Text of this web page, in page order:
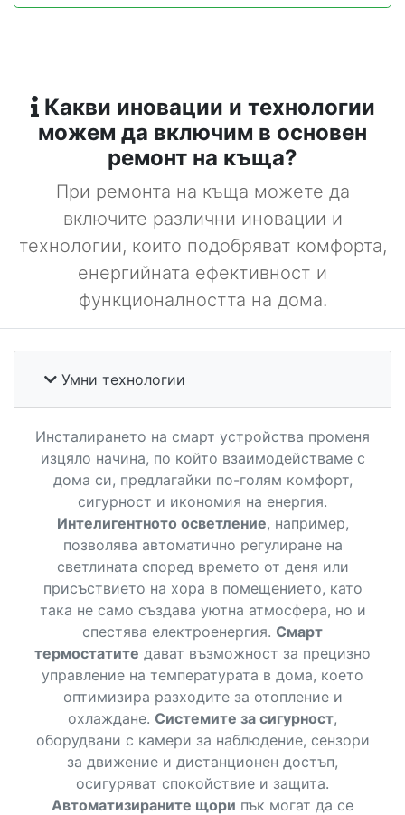
Какви иновации и технологии
можем да включим в основен
ремонт на къща?
При ремонта на къща можете да
включите различни иновации и
технологии, които подобряват комфорта,
енергийната ефективност и
функционалността на дома.
Умни технологии
Инсталирането на смарт устройства променя
изцяло начина, по който взаимодействаме с
дома си, предлагайки по-голям комфорт,
сигурност и икономия на енергия.
Интелигентното осветление, например,
позволява автоматично регулиране на
светлината според времето от деня или
присъствието на хора в помещението, като
така не само създава уютна атмосфера, но и
спестява електроенергия. Смарт
термостатите дават възможност за прецизно
управление на температурата в дома, което
оптимизира разходите за отопление и
охлаждане. Системите за сигурност,
оборудвани с камери за наблюдение, сензори
за движение и дистанционен достъп,
осигуряват спокойствие и защита.
Автоматизираните щори пък могат да се